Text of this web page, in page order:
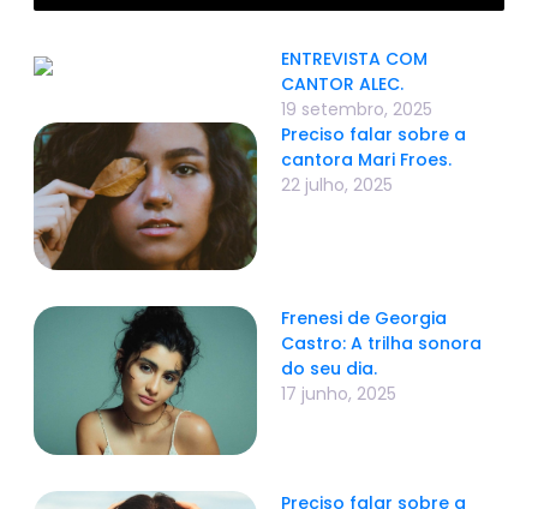
ENTREVISTA COM
CANTOR ALEC.
19 setembro, 2025
Preciso falar sobre a
cantora Mari Froes.
22 julho, 2025
Frenesi de Georgia
Castro: A trilha sonora
do seu dia.
17 junho, 2025
Preciso falar sobre a